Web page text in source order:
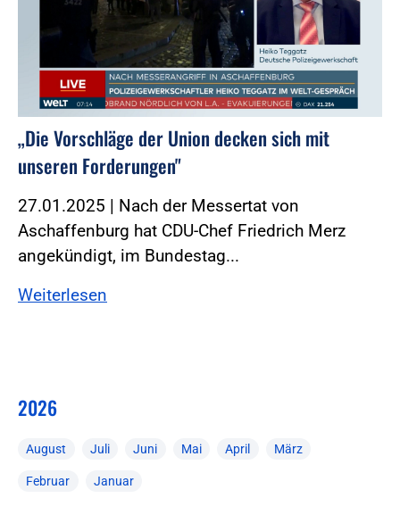
„Die Vorschläge der Union decken sich mit
unseren Forderungen"
27.01.2025 | Nach der Messertat von
Aschaffenburg hat CDU-Chef Friedrich Merz
angekündigt, im Bundestag...
Weiterlesen
2026
August Juli Juni Mai April März
Februar Januar